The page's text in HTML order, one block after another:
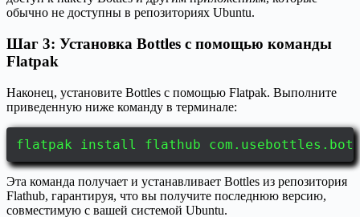
обычно не доступны в репозиториях Ubuntu.
Шаг 3: Установка Bottles с помощью команды
Flatpak
Наконец, установите Bottles с помощью Flatpak. Выполните
приведенную ниже команду в терминале:
flatpak install flathub
Эта команда получает и устанавливает Bottles из репозитория
Flathub, гарантируя, что вы получите последнюю версию,
совместимую с вашей системой Ubuntu.